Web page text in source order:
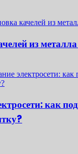
из
как